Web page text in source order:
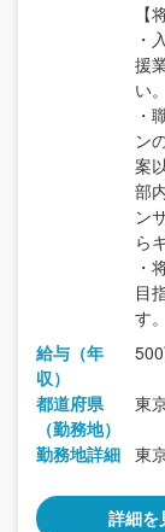
【
・
援
い。
・
ン
案
部
ン
ら
・
目
す。
給与（年
収）
都道府県
（勤務地）
東
勤務地詳細 東
詳細を